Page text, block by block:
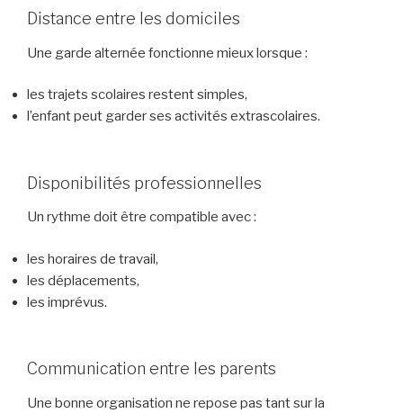
Distance entre les domiciles
Une garde alternée fonctionne mieux lorsque :
les trajets scolaires restent simples,
l’enfant peut garder ses activités extrascolaires.
Disponibilités professionnelles
Un rythme doit être compatible avec :
les horaires de travail,
les déplacements,
les imprévus.
Communication entre les parents
Une bonne organisation ne repose pas tant sur la